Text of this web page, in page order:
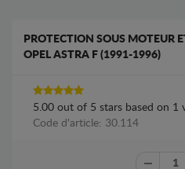
PROTECTION SOUS MOTEUR
OPEL ASTRA F (1991-1996)
5.00 out of 5 stars based on 1
Code d'article: 30.114